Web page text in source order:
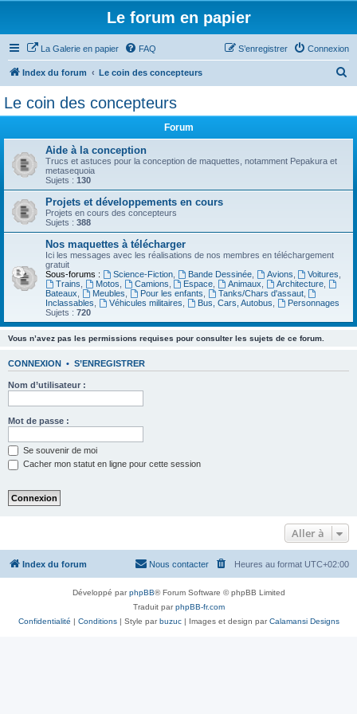
Le forum en papier
La Galerie en papier FAQ Connexion
S’enregistrer
Index du forum Le coin des concepteurs
Le coin des concepteurs
Forum
Aide à la conception
Trucs et astuces pour la conception de maquettes, notamment Pepakura et
metasequoia
Sujets : 130
Projets et développements en cours
Projets en cours des concepteurs
Sujets : 388
Nos maquettes à télécharger
Ici les messages avec les réalisations de nos membres en téléchargement
gratuit
Sous-forums :
Science-Fiction, Bande Dessinée, Avions Voitures
Trains
Motos Camions Espace Animaux Architecture
Bateaux
Meubles Pour les enfants Tanks/Chars d'assaut,
Inclassables
Véhicules militaires Bus, Cars, Autobus
Personnages
Sujets : 720
Vous n’avez pas les permissions requises pour consulter les sujets de ce forum.
CONNEXION • S’ENREGISTRER
Nom d’utilisateur :
Mot de passe :
Se souvenir de moi
Cacher mon statut en ligne pour cette session
Aller à
Index du forum Heures au format UTC+02:00
Nous contacter
Développé parphpBB® Forum Software © phpBB Limited
Traduit parphpBB-fr.com
Confidentialité | Conditions| Style parbuzuc| Images et design parCalamansi Designs